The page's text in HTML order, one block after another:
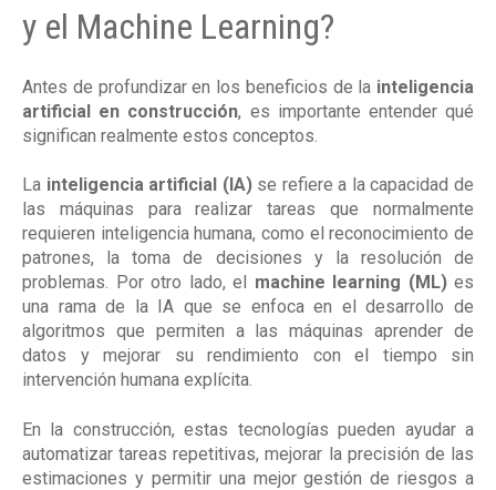
y el Machine Learning?
Antes de profundizar en los beneficios de la inteligencia
artificial en construcción, es importante entender qué
significan realmente estos conceptos.
La inteligencia artificial (IA)se refiere a la capacidad de
las máquinas para realizar tareas que normalmente
requieren inteligencia humana, como el reconocimiento de
patrones, la toma de decisiones y la resolución de
problemas. Por otro lado, el machine learning (ML)es
una rama de la IA que se enfoca en el desarrollo de
algoritmos que permiten a las máquinas aprender de
datos y mejorar su rendimiento con el tiempo sin
intervención humana explícita.
En la construcción, estas tecnologías pueden ayudar a
automatizar tareas repetitivas, mejorar la precisión de las
estimaciones y permitir una mejor gestión de riesgos a